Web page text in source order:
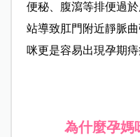
便秘、腹瀉等排便過
站導致肛門附近靜脈
咪更是容易出現孕期痔
為什麼孕媽